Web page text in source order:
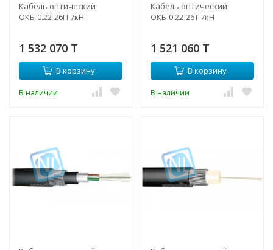
Кабель оптический
ОКБ-0.22-26П 7кН
1 532 070 T
В корзину
В наличии
Кабель оптический
ОКБ-0.22-26Т 7кН
1 521 060 T
В корзину
В наличии